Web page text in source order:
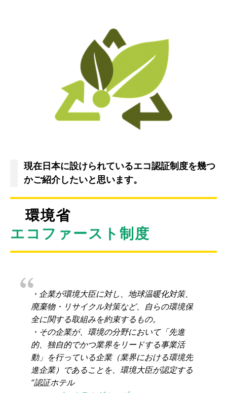
現在日本に設けられているエコ認証制度を幾つ
かご紹介したいと思います。
環境省
エコファースト制度
・企業が環境大臣に対し、地球温暖化対策、
廃棄物・リサイクル対策など、自らの環境保
全に関する取組みを約束するもの。
・その企業が、環境の分野において「先進
的、独自的でかつ業界をリードする事業活
動」を行っている企業（業界における環境先
進企業）であることを、環境大臣が認定する
“認証ホテル